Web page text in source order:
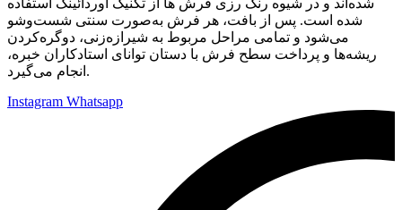
شده است. پس از بافت، هر فرش به‌صورت سنتی شست‌وشو
می‌شود و تمامی مراحل مربوط به شیرازه‌زنی، دوگره‌کردن
ریشه‌ها و پرداخت سطح فرش با دستان توانای استادکاران خبره،
انجام می‌گیرد.
Instagram Whatsapp